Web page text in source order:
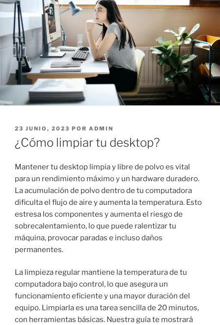
PUBLICADO
EL
23 JUNIO, 2023 POR ADMIN
¿Cómo limpiar tu desktop?
Mantener tu desktop limpia y libre de polvo es vital
para un rendimiento máximo y un hardware duradero.
La acumulación de polvo dentro de tu computadora
dificulta el flujo de aire y aumenta la temperatura. Esto
estresa los componentes y aumenta el riesgo de
sobrecalentamiento, lo que puede ralentizar tu
máquina, provocar paradas e incluso daños
permanentes.
La limpieza regular mantiene la temperatura de tu
computadora bajo control, lo que asegura un
funcionamiento eficiente y una mayor duración del
equipo. Limpiarla es una tarea sencilla de 20 minutos,
con herramientas básicas. Nuestra guía te mostrará